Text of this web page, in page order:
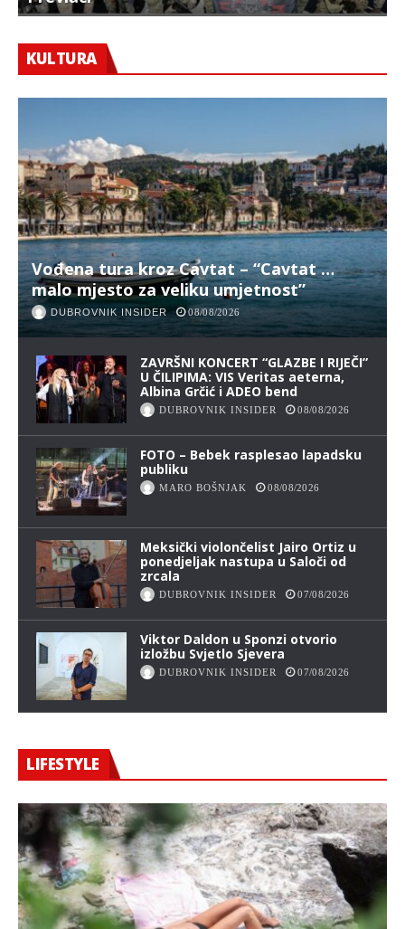
KULTURA
Vođena tura kroz Cavtat – “Cavtat …
malo mjesto za veliku umjetnost”
DUBROVNIK INSIDER 08/08/2026
ZAVRŠNI KONCERT “GLAZBE I RIJEČI”
U ČILIPIMA: VIS Veritas aeterna,
Albina Grčić i ADEO bend
DUBROVNIK INSIDER 08/08/2026
FOTO – Bebek rasplesao lapadsku
publiku
MARO BOŠNJAK 08/08/2026
Meksički violončelist Jairo Ortiz u
ponedjeljak nastupa u Saloči od
zrcala
DUBROVNIK INSIDER 07/08/2026
Viktor Daldon u Sponzi otvorio
izložbu Svjetlo Sjevera
DUBROVNIK INSIDER 07/08/2026
LIFESTYLE